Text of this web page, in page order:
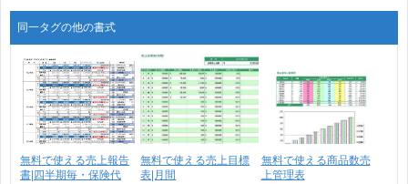
同一タグの他の書式
無料で使える売上報告
書|四半期毎・保険代
無料で使える売上目標
表|月間
無料で使える商品数売
上管理表